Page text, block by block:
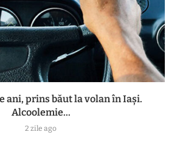
ani, prins băut la volan în Iași.
Alcoolemie...
2 zile ago